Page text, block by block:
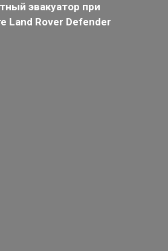
эвакуатор при
Land Rover Defender